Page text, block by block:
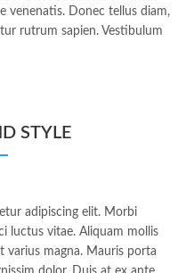
venenatis. Donec tellus diam,
rutrum sapien. Vestibulum
STYLE
adipiscing elit. Morbi
luctus vitae. Aliquam mollis
varius magna. Mauris porta